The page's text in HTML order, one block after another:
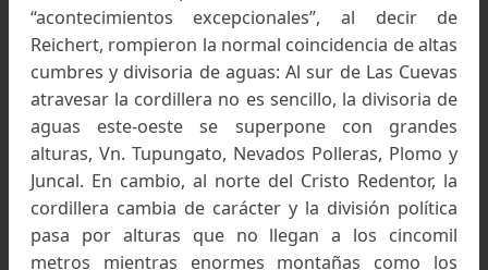
Aconcagua penetrando desde Chile y
hacia la montaña por lo que sería la parte media
nuestra excursión.
Así que no se trataba el nuestro de un
”inédito”, mas bien lo contrario, había
históricos y tal vez incluso previos un
recorrido que aprovechaba ese bellísimo
deshabitado que, casi sin